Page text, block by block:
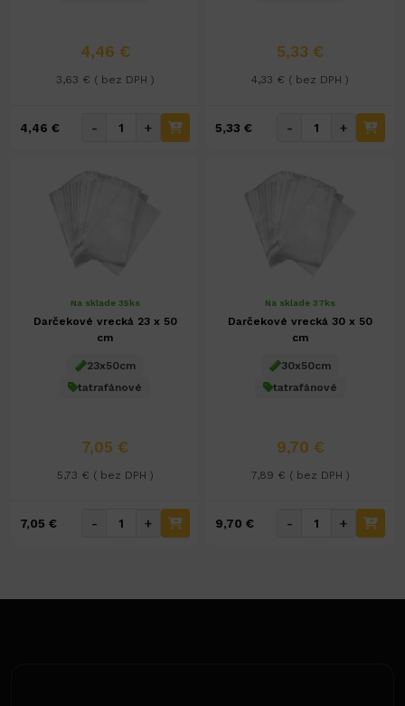
4,46 €
3,63 € ( bez DPH )
4,46 € - +
5,33 €
4,33 € ( bez DPH )
5,33 € - +
Na sklade 35ks
Darčekové vrecká 23 x 50
cm
23x50cm
tatrafánové
7,05 €
5,73 € ( bez DPH )
7,05 € - +
Na sklade 37ks
Darčekové vrecká 30 x 50
cm
30x50cm
tatrafánové
9,70 €
7,89 € ( bez DPH )
9,70 € - +